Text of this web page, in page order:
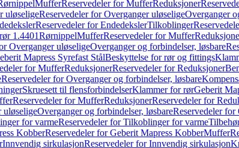
MufferReservedeler for MufferReduksjoner
uløseligeReservedeler for Overganger uløseligeOverganger
Reservedeler for EndedekslerTilkoblinger
1.4401RørnippelMufferReservedeler for Muffer
Overganger uløseligeOverganger og forbindelser, løsbare
Mapress Syrefast StålBeskyttelse for rør og fittings
for MufferReduksjonerReservedeler for Reduksjoner
Reservedeler for Overganger og forbindelser, løsbare
Skruesett til flensforbindelserKlammer for rørGeberit
Reservedeler for MufferReduksjonerReservedeler for
uløseligeOverganger og forbindelser, løsbareReservedeler for
for varmeReservedeler for Tilkoblinger for varme
KobberReservedeler for Geberit Mapress KobberMuffer
Innvendig sirkulasjonReservedeler for Innvendig sirkulasjon